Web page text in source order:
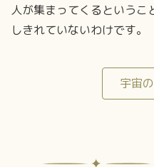
人が集まってくるというこ
しきれていないわけです。
宇宙